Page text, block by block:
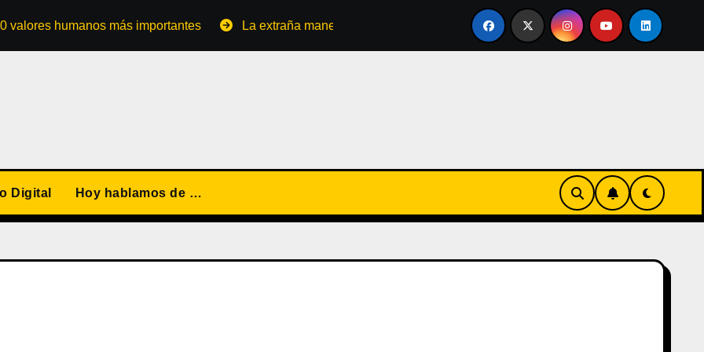
humanos más importantes La extraña manera de convertirse en familia El primer tour de la India Chiquitina
Digital Hoy hablamos de …